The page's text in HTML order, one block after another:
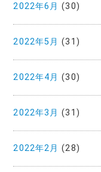
2022年6月 (30)
2022年5月 (31)
2022年4月 (30)
2022年3月 (31)
2022年2月 (28)